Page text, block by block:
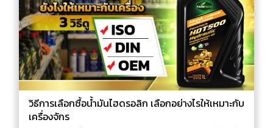
วิธีการเลือกซื้อน้ำมันไฮดรอลิก เลือกอย่างไรให้เหมาะกับ
เครื่องจักร